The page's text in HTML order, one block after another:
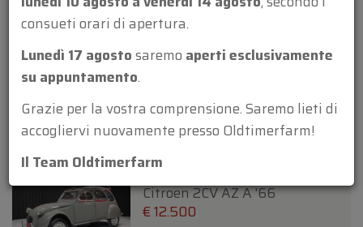
€ 19.950
Citroen 2CV 6 James Bond 007
'80
€ 29.950 € 27.950
Citroen 2CV AZ A '66
€ 12.500
consueti orari di apertura.
Lunedì 17 agostosaremo aperti esclusivamente
su appuntamento.
Grazie per la vostra comprensione. Saremo lieti di
accogliervi nuovamente presso Oldtimerfarm!
Il Team Oldtimerfarm